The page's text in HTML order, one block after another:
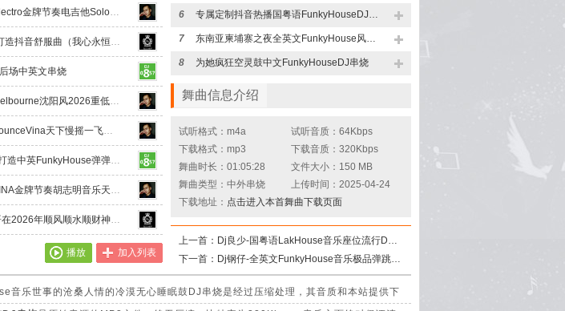
DJ大宝-中英文Electro金牌节奏电吉他Solo上劲风暴MUSIC慢摇大碟
DJ啊平哥-2026打造抖音舒服曲（我心永恒）顺利哥在往后的道路上 有钱有势有前程House上头串烧
场中英文串烧
DJ大宝-中英文Melbourne沈阳风2026重低音上劲风暴MUSIC慢摇大碟
DJ大宝-中英文BounceVina天下慢摇一飞冲天上劲风暴Music电音大碟
海口dj威仔-专属打造中英FunkyHouse弹弹Q鼓串烧
DJ大宝-中英文VINA金牌节奏胡志明音乐天堂风驰电掣越南鼓MUSIC慢摇大碟
DJ啊平哥-顺利哥在2026年顺风顺水顺财神打造给力曲（飞法法）必备串烧
加入列表
播放
6 专属定制抖音热播国粤语FunkyHouseDJ串烧
7 东南亚柬埔寨之夜全英文FunkyHouse风格DJ串烧
8 为她疯狂空灵鼓中文FunkyHouseDJ串烧
舞曲信息介绍
试听格式：m4a
试听音质：64Kbps
下载格式：mp3
下载音质：320Kbps
舞曲时长：01:05:28
文件大小：150 MB
舞曲类型：中外串烧
上传时间：2025-04-24
下载地址： 点击进入本首舞曲下载页面
上一首：
Dj良少-国粤语LakHouse音乐座位流行DJ串烧
下一首：
Dj钢仔-全英文FunkyHouse音乐极品弹跳系列DJ串烧
乐世事的沧桑人情的冷漠无心睡眠鼓DJ串烧是经过压缩处理，其音质和本站提供下